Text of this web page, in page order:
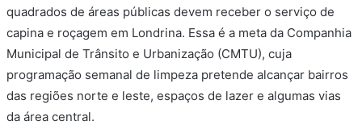
quadrados de áreas públicas devem receber o serviço de
capina e roçagem em Londrina. Essa é a meta da Companhia
Municipal de Trânsito e Urbanização (CMTU), cuja
programação semanal de limpeza pretende alcançar bairros
das regiões norte e leste, espaços de lazer e algumas vias
da área central.